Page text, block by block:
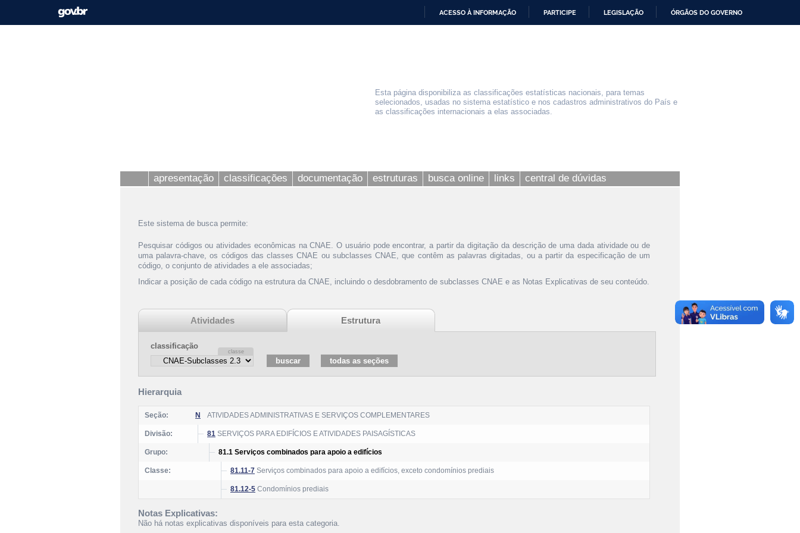
ACESSO À INFORMAÇÃO PARTICIPE LEGISLAÇÃO ÓRGÃOS DO GOVERNO
Esta página disponibiliza as classificações estatísticas nacionais, para temas
selecionados, usadas no sistema estatístico e nos cadastros administrativos do País e
as classificações internacionais a elas associadas.
apresentação classificações documentação estruturas busca online links central de dúvidas
Este sistema de busca permite:
Pesquisar códigos ou atividades econômicas na CNAE. O usuário pode encontrar, a partir da digitação da descrição de uma dada atividade ou de
uma palavra-chave, os códigos das classes CNAE ou subclasses CNAE, que contêm as palavras digitadas, ou a partir da especificação de um
código, o conjunto de atividades a ele associadas;
Indicar a posição de cada código na estrutura da CNAE, incluindo o desdobramento de subclasses CNAE e as Notas Explicativas de seu conteúdo.
Atividades Estrutura
classificação
Hierarquia
Seção: N ATIVIDADES ADMINISTRATIVAS E SERVIÇOS COMPLEMENTARES
Divisão: 81 SERVIÇOS PARA EDIFÍCIOS E ATIVIDADES PAISAGÍSTICAS
Grupo: 81.1 Serviços combinados para apoio a edifícios
Classe: 81.11-7 Serviços combinados para apoio a edifícios, exceto condomínios prediais
81.12-5 Condomínios prediais
Notas Explicativas:
Não há notas explicativas disponíveis para esta categoria.